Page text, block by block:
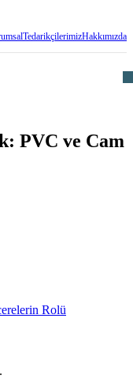
TedarikçilerimizHakkımızda
PVC ve Cam
Rolü
.